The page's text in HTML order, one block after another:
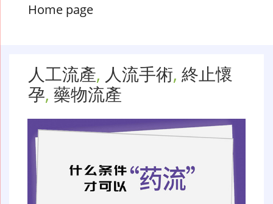
Home page
人工流產, 人流手術, 終止懷
孕, 藥物流產